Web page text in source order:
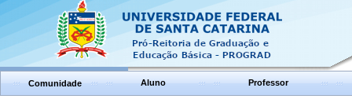
Comunidade Aluno Professor